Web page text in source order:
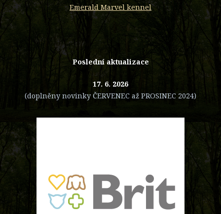
Emerald Marvel kennel
Poslední aktualizace
17. 6. 2026
(doplněny novinky ČERVENEC až PROSINEC 2024)